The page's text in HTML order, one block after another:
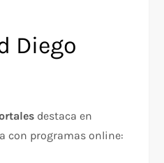
Diego
destaca en
con programas online: